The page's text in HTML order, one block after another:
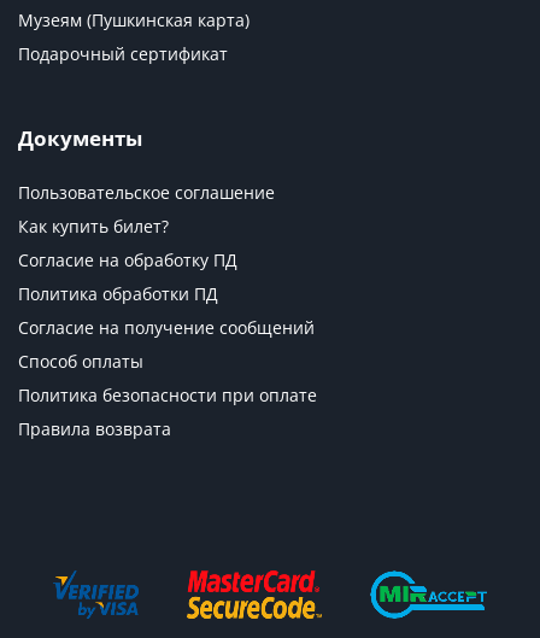
Музеям (Пушкинская карта)
Подарочный сертификат
Документы
Пользовательское соглашение
Как купить билет?
Согласие на обработку ПД
Политика обработки ПД
Согласие на получение сообщений
Способ оплаты
Политика безопасности при оплате
Правила возврата